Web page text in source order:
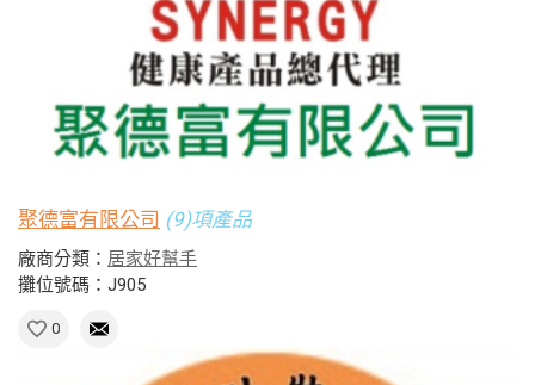
聚德富有限公司 (9)項產品
廠商分類： 居家好幫手
攤位號碼：J905
0